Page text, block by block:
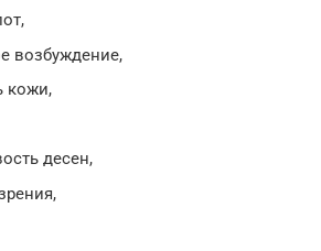
возбуждение,
кожи,
десен,